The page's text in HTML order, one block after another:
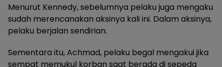
Menurut Kennedy, sebelumnya pelaku juga mengaku
sudah merencanakan aksinya kali ini. Dalam aksinya,
pelaku berjalan sendirian.
Sementara itu, Achmad, pelaku begal mengakui jika
sempat memukul korban saat berada di sepeda